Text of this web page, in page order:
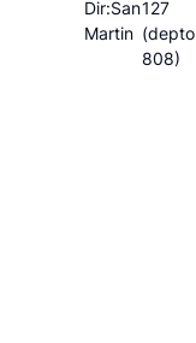
Dir:San
Martin
127
(depto
808)